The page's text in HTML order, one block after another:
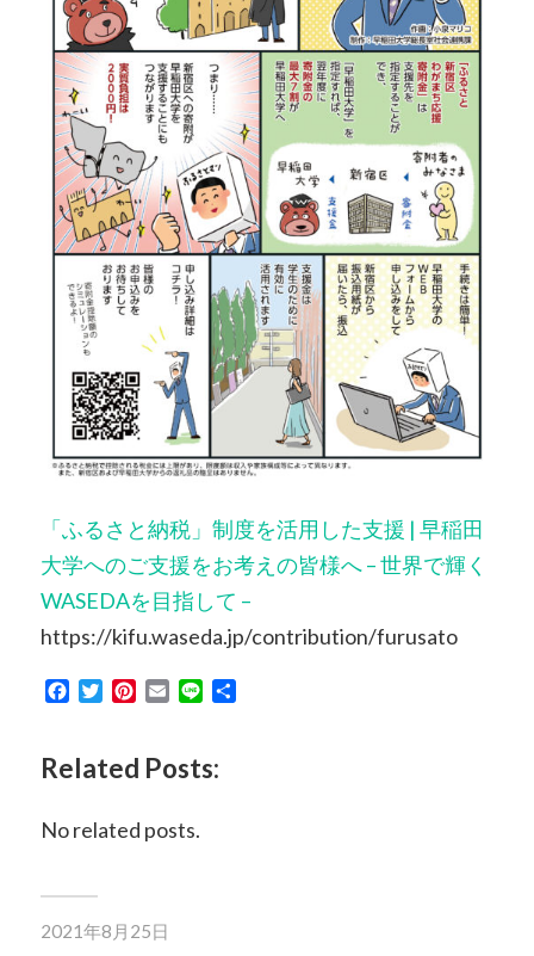
「ふるさと納税」制度を活用した支援 | 早稲田
大学へのご支援をお考えの皆様へ – 世界で輝く
WASEDAを目指して –
https://kifu.waseda.jp/contribution/furusato
Facebook
TwitterPinterest
Email Line
Related Posts:
No related posts.
2021年8月25日